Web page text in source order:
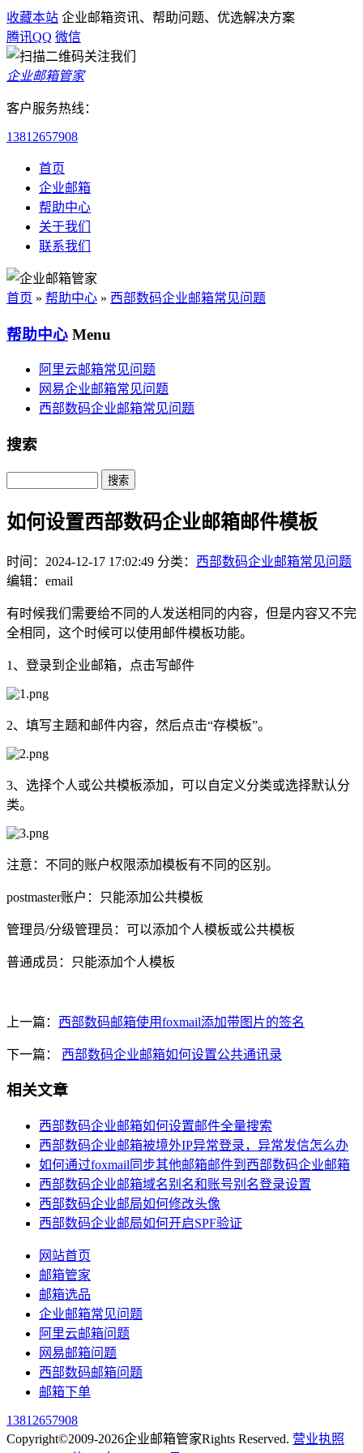
收藏本站 企业邮箱资讯、帮助问题、优选解决方案
腾讯QQ 微信
企业邮箱管家
客户服务热线：
13812657908
首页
企业邮箱
帮助中心
关于我们
联系我们
首页 » 帮助中心 » 西部数码企业邮箱常见问题
帮助中心 Menu
阿里云邮箱常见问题
网易企业邮箱常见问题
西部数码企业邮箱常见问题
搜索
Search
如何设置西部数码企业邮箱邮件模板
时间：2024-12-17 17:02:49 分类： 西部数码企业邮箱常见问题
编辑：email
有时候我们需要给不同的人发送相同的内容，但是内容又不完
全相同，这个时候可以使用邮件模板功能。
1、登录到企业邮箱，点击写邮件
2、填写主题和邮件内容，然后点击“存模板”。
3、选择个人或公共模板添加，可以自定义分类或选择默认分
类。
注意：不同的账户权限添加模板有不同的区别。
postmaster账户：只能添加公共模板
管理员/分级管理员：可以添加个人模板或公共模板
普通成员：只能添加个人模板
上一篇： 西部数码邮箱使用foxmail添加带图片的签名
下一篇： 西部数码企业邮箱如何设置公共通讯录
相关文章
西部数码企业邮箱如何设置邮件全量搜索
西部数码企业邮箱被境外IP异常登录，异常发信怎么办
如何通过foxmail同步其他邮箱邮件到西部数码企业邮箱
西部数码企业邮箱域名别名和账号别名登录设置
西部数码企业邮局如何修改头像
西部数码企业邮局如何开启SPF验证
网站首页
邮箱管家
邮箱选品
企业邮箱常见问题
阿里云邮箱问题
网易邮箱问题
西部数码邮箱问题
邮箱下单
13812657908
Copyright©2009-2026企业邮箱管家Rights Reserved. 营业执照